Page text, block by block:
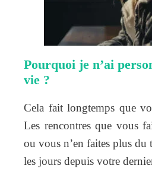
Pourquoi je n’ai
vie ?
Cela fait longtemps que
Les rencontres que vous
ou vous n’en faites plus du
les jours depuis votre